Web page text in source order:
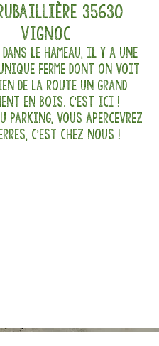
35630
vignoc
le hameau, il y a une
ferme dont on voit
de la route un grand
en bois. c'est ici !
parking, vous apercevrez
c'est chez nous !